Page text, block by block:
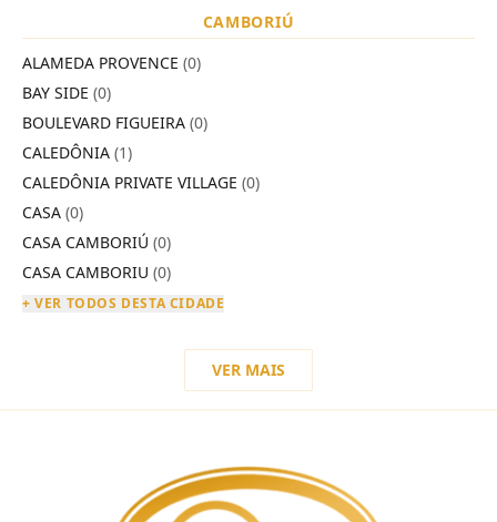
CAMBORIÚ
ALAMEDA PROVENCE (0)
BAY SIDE (0)
BOULEVARD FIGUEIRA (0)
CALEDÔNIA (1)
CALEDÔNIA PRIVATE VILLAGE (0)
CASA (0)
CASA CAMBORIÚ (0)
CASA CAMBORIU (0)
+ VER TODOS DESTA CIDADE
VER MAIS